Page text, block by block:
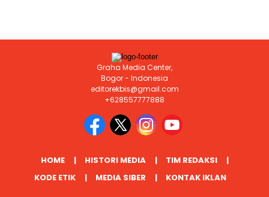
Graha Media Center,
Bogor - Indonesia
editorekbis@gmail.com
+628557777888
HOME HISTORI MEDIA
TIM REDAKSI
KODE ETIK
MEDIA SIBER KONTAK IKLAN